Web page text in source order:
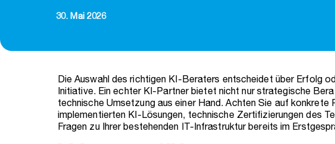
30. Mai 2026
Die Auswahl des richtigen KI-Beraters entscheidet über Erfolg
Initiative. Ein echter KI-Partner bietet nicht nur strategische
technische Umsetzung aus einer Hand. Achten Sie auf konkrete
implementierten KI-Lösungen, technische Zertifizierungen des
Fragen zu Ihrer bestehenden IT-Infrastruktur bereits im